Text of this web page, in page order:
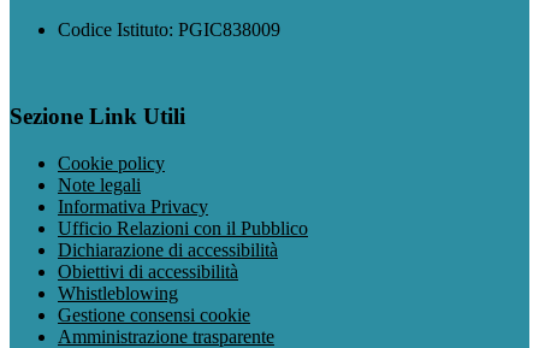
Codice Istituto: PGIC838009
Sezione Link Utili
Cookie policy
Note legali
Informativa Privacy
Ufficio Relazioni con il Pubblico
Dichiarazione di accessibilità
Obiettivi di accessibilità
Whistleblowing
Gestione consensi cookie
Amministrazione trasparente